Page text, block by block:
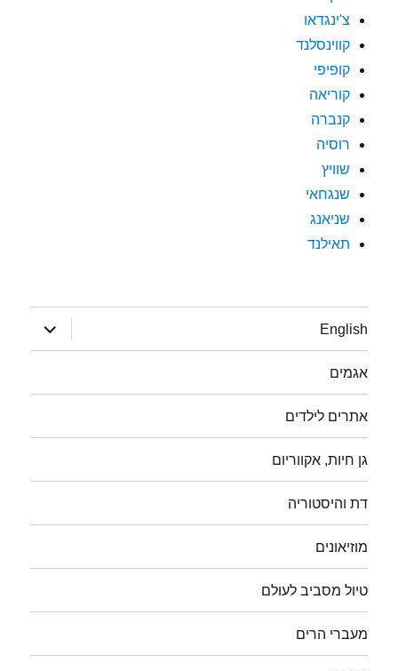
צ'ינגדאו
קווינסלנד
קופיפי
קוריאה
קנברה
רוסיה
שוויץ
שנגחאי
שניאנג
תאילנד
English
הצג
תפריט
אגמים
אתרים לילדים
גן חיות, אקווריום
דת והיסטוריה
מוזיאונים
טיול מסביב לעולם
מעברי הרים